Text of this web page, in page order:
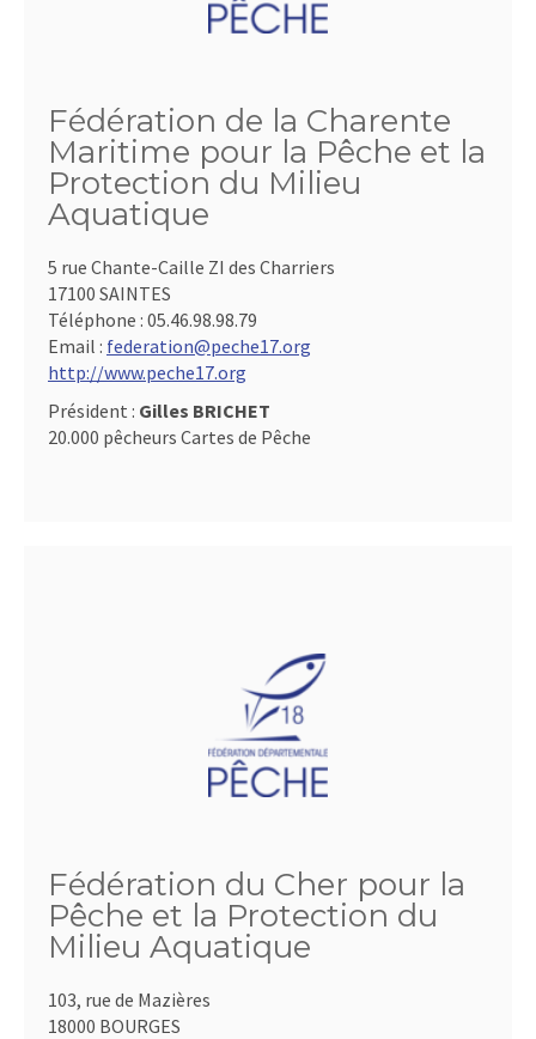
Fédération de la Charente
Maritime pour la Pêche et la
Protection du Milieu
Aquatique
5 rue Chante-Caille ZI des Charriers
17100 SAINTES
Téléphone : 05.46.98.98.79
Email : federation@peche17.org
http://www.peche17.org
Président : Gilles BRICHET
20.000 pêcheurs Cartes de Pêche
Fédération du Cher pour la
Pêche et la Protection du
Milieu Aquatique
103, rue de Mazières
18000 BOURGES